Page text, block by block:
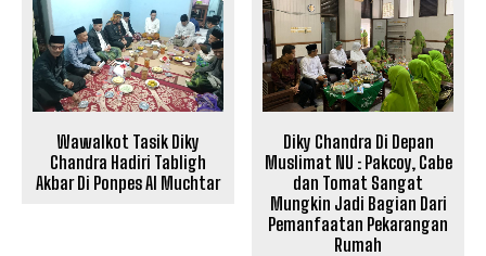
Wawalkot Tasik Diky
Chandra Hadiri Tabligh
Akbar Di Ponpes Al Muchtar
Diky Chandra Di Depan
Muslimat NU : Pakcoy, Cabe
dan Tomat Sangat
Mungkin Jadi Bagian Dari
Pemanfaatan Pekarangan
Rumah